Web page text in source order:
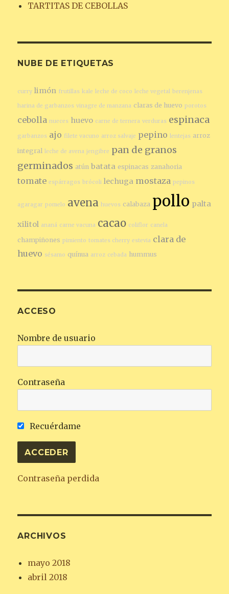
TARTITAS DE CEBOLLAS
NUBE DE ETIQUETAS
curry limón frutillas kale leche de coco leche vegetal berenjenas
harina de garbanzos vinagre de manzana claras de huevo porotos
cebolla nueces huevo carne de ternera verduras espinaca
garbanzos ajo filete vacuno arroz salvaje pepino lentejas arroz
integral leche de avena jengibre pan de granos
germinados atún batata espinacas zanahoria
tomate espárragos brócoli lechuga mostaza pepinos
agaragar pomelo avena huevos calabaza pollo palta
xilitol ananá carne vacuna cacao coliflor canela
champiñones pimiento tomates cherry estevia clara de
huevo sésamo quínua arroz cebada hummus
ACCESO
Nombre de usuario
Contraseña
Recuérdame
Contraseña perdida
ARCHIVOS
mayo 2018
abril 2018